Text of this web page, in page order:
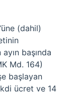
(dahil)
başında
Md. 164)
başlayan
ücret ve 14